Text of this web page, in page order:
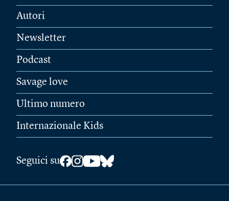
Autori
Newsletter
Podcast
Savage love
Ultimo numero
Internazionale Kids
Seguici su